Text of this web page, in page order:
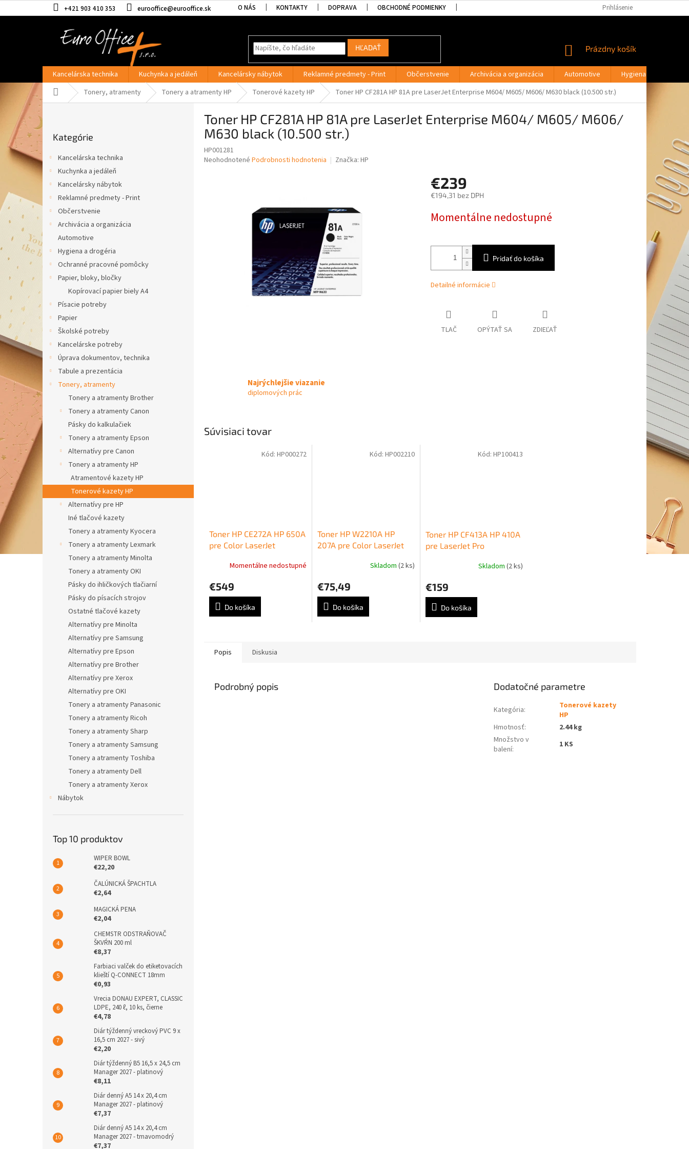
na
+421 903 410 353 eurooffice@eurooffice.sk O NÁS KONTAKTY DOPRAVA OBCHODNÉ PODMIENKY MOJA OBJEDNÁVKA
Prihlásenie
HĽADAŤ
NÁKUPNÝ
Prázdny košík
Kancelárska technika Kuchynka a jedáleň Kancelársky nábytok Reklamné predmety - Print Občerstvenie Archivácia a organizácia Automotive
Hygiena a drogéria
Domov Tonery, atramenty Tonery a atramenty HP Tonerové kazety HP Toner HP CF281A HP 81A pre LaserJet Enterprise M604/ M605/ M606/ M630 black (10.500 str.)
o
č
p
a
l
kategórie
Kategórie
Kancelárska technika
Kuchynka a jedáleň
Kancelársky nábytok
Reklamné predmety - Print
Občerstvenie
Archivácia a organizácia
Automotive
Hygiena a drogéria
Ochranné pracovné pomôcky
Papier, bloky, bločky
Kopírovací papier biely A4
Písacie potreby
Papier
Školské potreby
Kancelárske potreby
Úprava dokumentov, technika
Tabule a prezentácia
Tonery, atramenty
Tonery a atramenty Brother
Tonery a atramenty Canon
Pásky do kalkulačiek
Tonery a atramenty Epson
Alternatívy pre Canon
Tonery a atramenty HP
Atramentové kazety HP
Tonerové kazety HP
Alternatívy pre HP
Iné tlačové kazety
Tonery a atramenty Kyocera
Tonery a atramenty Lexmark
Tonery a atramenty Minolta
Tonery a atramenty OKI
Pásky do ihličkových tlačiarní
Pásky do písacích strojov
Ostatné tlačové kazety
Alternatívy pre Minolta
Alternatívy pre Samsung
Alternatívy pre Epson
Alternatívy pre Brother
Alternatívy pre Xerox
Alternatívy pre OKI
Tonery a atramenty Panasonic
Tonery a atramenty Ricoh
Tonery a atramenty Sharp
Tonery a atramenty Samsung
Tonery a atramenty Toshiba
Tonery a atramenty Dell
Tonery a atramenty Xerox
Nábytok
Top 10 produktov
WIPER BOWL
€22,20
ČALÚNICKÁ ŠPACHTLA
€2,64
MAGICKÁ PENA
€2,04
CHEMSTR ODSTRAŇOVAČ
ŠKVŔN 200 ml
€8,37
Farbiaci valček do etiketovacích
klieští Q-CONNECT 18mm
€0,93
Vrecia DONAU EXPERT, CLASSIC
LDPE, 240 ℓ, 10 ks, čierne
€4,78
Diár týždenný vreckový PVC 9 x
16,5 cm 2027 - sivý
€2,20
Diár týždenný B5 16,5 x 24,5 cm
Manager 2027 - platinový
€8,11
Diár denný A5 14 x 20,4 cm
Manager 2027 - platinový
€7,37
Diár denný A5 14 x 20,4 cm
Manager 2027 - tmavomodrý
€7,37
Toner HP CF281A HP 81A pre LaserJet Enterprise M604/ M605/ M606/
M630 black (10.500 str.)
HP001281
Priemerné
Neohodnotené Podrobnosti hodnotenia Značka: HP
€239
€194,31 bez DPH
cena:
Momentálne nedostupné
Pridať do košíka
Detailné informácie
TLAČ OPÝTAŤ SA ZDIEĽAŤ
Najrýchlejšie viazanie
diplomových prác
Súvisiaci tovar
Toner HP CE272A HP 650A
pre Color LaserJet
yellow (15.000 str.)
Momentálne nedostupné
€549
Do košíka
Kód: HP000272
Toner HP W2210A HP
207A pre Color LaserJet
M283 black (1.350 str.)
Skladom (2 ks)
€75,49
Do košíka
Kód: HP002210
Toner HP CF413A HP 410A
pre LaserJet Pro
magenta (2.300 str.)
Skladom(2 ks)
€159
Do košíka
Kód:HP100413
Popis Diskusia
Podrobný popis Dodatočné parametre
Kategória:
Tonerové kazety
HP
Hmotnosť:
2.44 kg
Množstvo v
balení: 1 KS